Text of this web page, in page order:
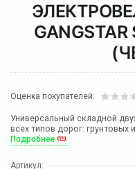
Оценка покупателей:
Универсальный складной
всех типов дорог:
Подробнее
Артикул: